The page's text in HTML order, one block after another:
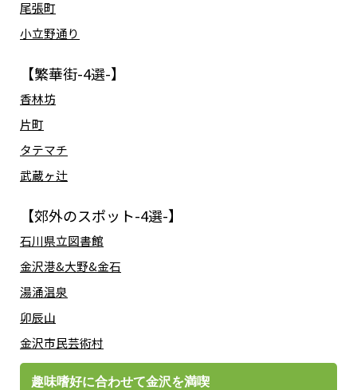
尾張町
小立野通り
【繁華街-4選-】
香林坊
片町
タテマチ
武蔵ヶ辻
【郊外のスポット-4選-】
石川県立図書館
金沢港&大野&金石
湯涌温泉
卯辰山
金沢市民芸術村
趣味嗜好に合わせて金沢を満喫